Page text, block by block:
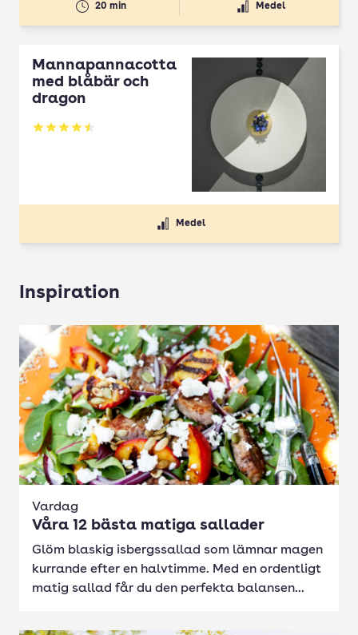
20 min Medel
Mannapannacotta
med blåbär och
dragon
Betyg: 4.5 av 5
Medel
Inspiration
Vardag
Våra 12 bästa matiga sallader
Glöm blaskig isbergssallad som lämnar magen
kurrande efter en halvtimme. Med en ordentligt
matig sallad får du den perfekta balansen...